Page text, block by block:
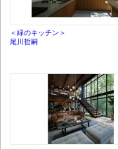
＜緑のキッチン＞
尾川哲嗣